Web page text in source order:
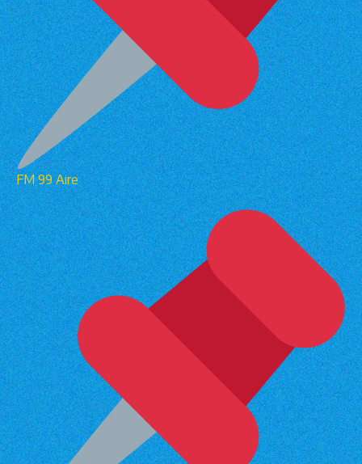
FM 99 Aire